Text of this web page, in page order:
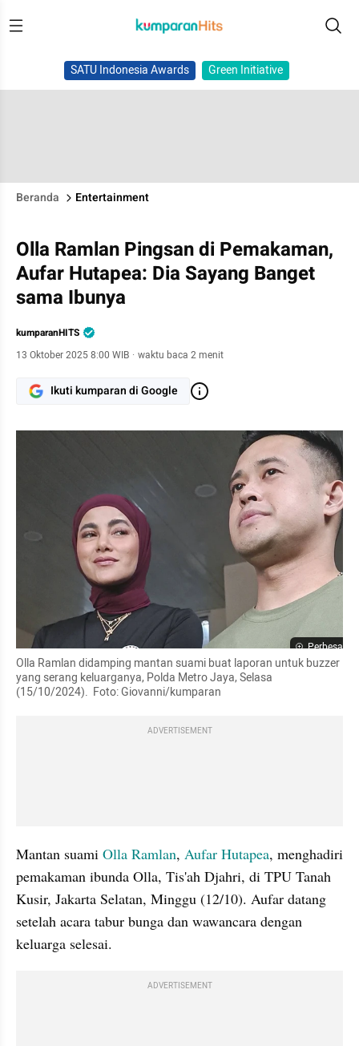
SATU Indonesia Awards Green Initiative
Beranda Entertainment
Olla Ramlan Pingsan di Pemakaman,
Aufar Hutapea: Dia Sayang Banget
sama Ibunya
kumparanHITS
13 Oktober 2025 8:00 WIB · waktu baca 2 menit
Ikuti kumparan di Google
Perbesar
Olla Ramlan didamping mantan suami buat laporan untuk buzzer
yang serang keluarganya, Polda Metro Jaya, Selasa
(15/10/2024).  Foto: Giovanni/kumparan
ADVERTISEMENT
Mantan suami Olla Ramlan, Aufar Hutapea, menghadiri
pemakaman ibunda Olla, Tis'ah Djahri, di TPU Tanah
Kusir, Jakarta Selatan, Minggu (12/10). Aufar datang
setelah acara tabur bunga dan wawancara dengan
keluarga selesai.
ADVERTISEMENT